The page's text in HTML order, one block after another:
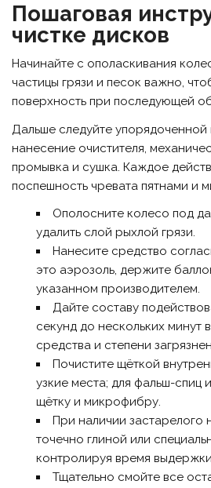
Пошаговая
чистке дисков
Начинайте с ополаскивания
частицы грязи и песок важно,
поверхность при последующей
Дальше следуйте упорядоченной
нанесение очистителя,
промывка и сушка. Каждое
поспешность чревата пятнами и
Ополосните колесо под
удалить слой рыхлой грязи.
Нанесите средство
это аэрозоль, держите
указанном производителем.
Дайте составу
секунд до нескольких минут
средства и степени
Почистите щёткой
узкие места; для фальш-спиц
щётку и микрофибру.
При наличии застарелого
точечно глиной или
контролируя время
Тщательно смойте все